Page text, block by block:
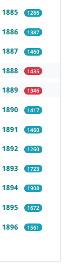
1885 1266
1886 1387
1887 1460
1888 1435
1889 1346
1890 1417
1891 1460
1892 1260
1893 1723
1894 1908
1895 1672
1896 1561